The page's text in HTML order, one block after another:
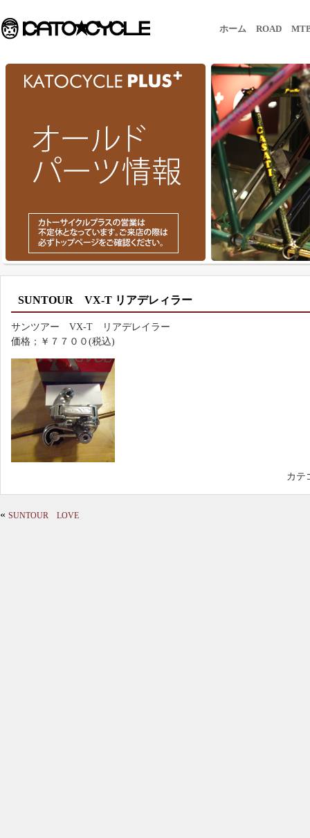
ホーム ROAD
SUNTOUR VX-T リアデレィラー
サンツアー VX-T リアデレイラー
価格；￥７７００(税込)
カテ
« SUNTOUR LOVE